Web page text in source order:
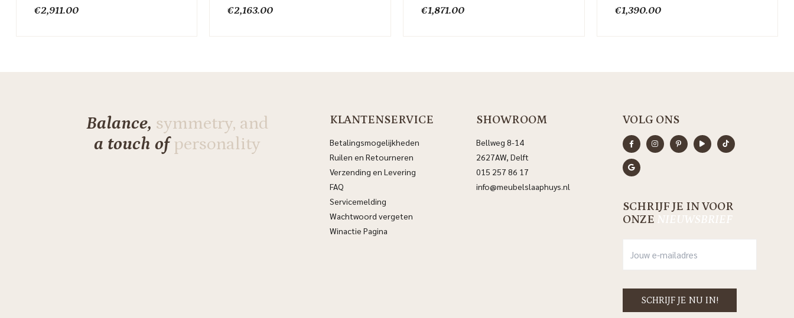
€2,911.00 €2,163.00 €1,871.00 €1,390.00
Balance, symmetry, and
a touch ofpersonality
KLANTENSERVICE
Betalingsmogelijkheden
Ruilen en Retourneren
Verzending en Levering
FAQ
Servicemelding
Wachtwoord vergeten
Winactie Pagina
SHOWROOM
Bellweg 8-14
2627AW, Delft
015 257 86 17
info@meubelslaaphuys.nl
VOLG ONS
SCHRIJF JE IN VOOR
ONZE NIEUWSBRIEF